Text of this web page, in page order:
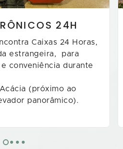
24H
Caixas 24 Horas,
estrangeira, para
conveniência durante
(próximo ao
panorâmico).